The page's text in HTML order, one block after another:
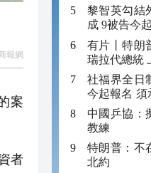
報網
案
者
黎智英勾結
成 9被告今
有片丨特朗
瑞拉代總統
社福界全日
今起報名 須
至少三年
中國乒協：
教練
特朗普：不
北約